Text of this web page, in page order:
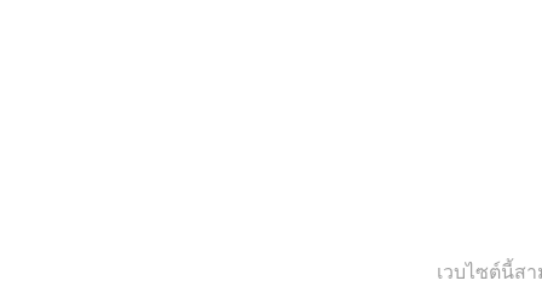
เวบไซต์นี้ส